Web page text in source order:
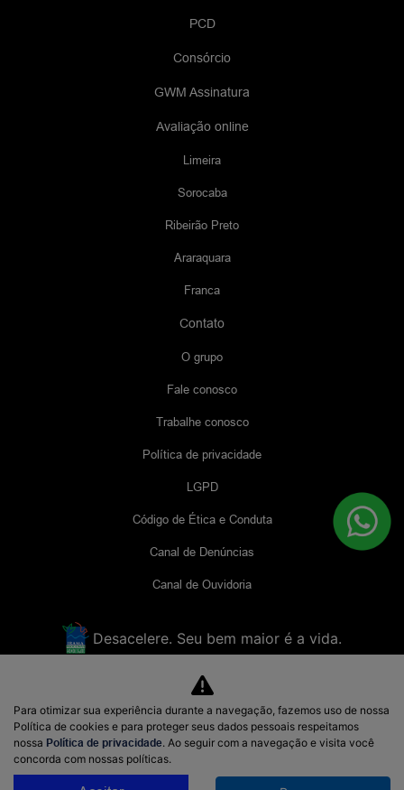
PCD
Consórcio
GWM Assinatura
Avaliação online
Limeira
Sorocaba
Ribeirão Preto
Araraquara
Franca
Contato
O grupo
Fale conosco
Trabalhe conosco
Política de privacidade
LGPD
Código de Ética e Conduta
Canal de Denúncias
Canal de Ouvidoria
Desacelere. Seu bem maior é a vida.
COMERCIAL PROTON LIMITADA
49.150.086/0001-28
Para otimizar sua experiência durante a navegação, fazemos uso de nossa
Política de cookies e para proteger seus dados pessoais respeitamos
nossa Política de privacidade. Ao seguir com a navegação e visita você
concorda com nossas políticas.